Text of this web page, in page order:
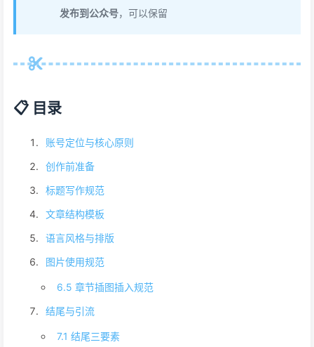
发布到公众号，可以保留
📋 目录
账号定位与核心原则
创作前准备
标题写作规范
文章结构模板
语言风格与排版
图片使用规范
6.5 章节插图插入规范
结尾与引流
7.1 结尾三要素